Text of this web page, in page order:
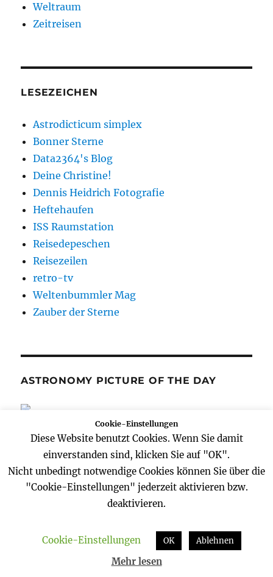
Weltraum
Zeitreisen
LESEZEICHEN
Astrodicticum simplex
Bonner Sterne
Data2364's Blog
Deine Christine!
Dennis Heidrich Fotografie
Heftehaufen
ISS Raumstation
Reisedepeschen
Reisezeilen
retro-tv
Weltenbummler Mag
Zauber der Sterne
ASTRONOMY PICTURE OF THE DAY
SCHLAGWÖRTER
Apollo Astronaut
Astronomie blog BlueDot brühl
erde esa
Cookie-Einstellungen
Diese Website benutzt Cookies. Wenn Sie damit
einverstanden sind, klicken Sie auf "OK".
Nicht unbedingt notwendige Cookies können Sie über die
"Cookie-Einstellungen" jederzeit aktivieren bzw.
deaktivieren.
Cookie-Einstellungen OK Ablehnen
Mehr lesen